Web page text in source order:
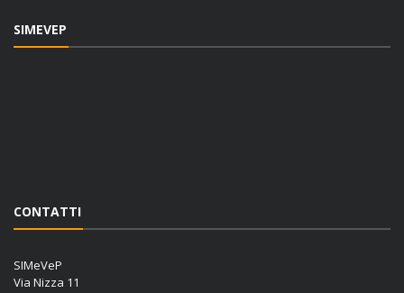
SIMEVEP
CONTATTI
SIMeVeP
Via Nizza 11